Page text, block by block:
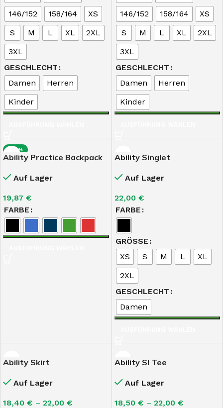
146/152
158/164
XS
S
M L XL
2XL
3XL
GESCHLECHT
Damen
Herren
Kinder
146/152
158/164
XS
S
M L XL
2XL
3XL
GESCHLECHT
Damen
Herren
Kinder
-29%
Ability Practice Backpack
Auf Lager
19,87 €
FARBE
Ability Singlet
Auf Lager
22,00 €
FARBE
GRÖSSE
XS
S M L
XL
2XL
GESCHLECHT
Damen
Ability Skirt
Auf Lager
18,40 € – 22,00 €
Ability Sl Tee
Auf Lager
18,50 € – 22,00 €